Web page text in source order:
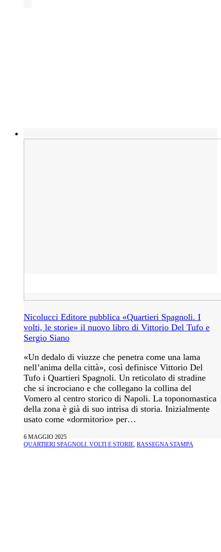
Nicolucci Editore pubblica «Quartieri Spagnoli. I
volti, le storie» il nuovo libro di Vittorio Del Tufo e
Sergio Siano
«Un dedalo di viuzze che penetra come una lama
nell’anima della città», così definisce Vittorio Del
Tufo i Quartieri Spagnoli. Un reticolato di stradine
che si incrociano e che collegano la collina del
Vomero al centro storico di Napoli. La toponomastica
della zona è già di suo intrisa di storia. Inizialmente
usato come «dormitorio» per…
6 MAGGIO 2025
QUARTIERI SPAGNOLI. VOLTI E STORIE, RASSEGNA STAMPA